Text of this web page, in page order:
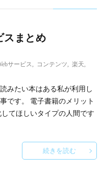
スまとめ
サービス コンテンツ 楽天
みたい本はある私が利用し
です。 電子書籍のメリット
てほしいタイプの人間です
続きを読む